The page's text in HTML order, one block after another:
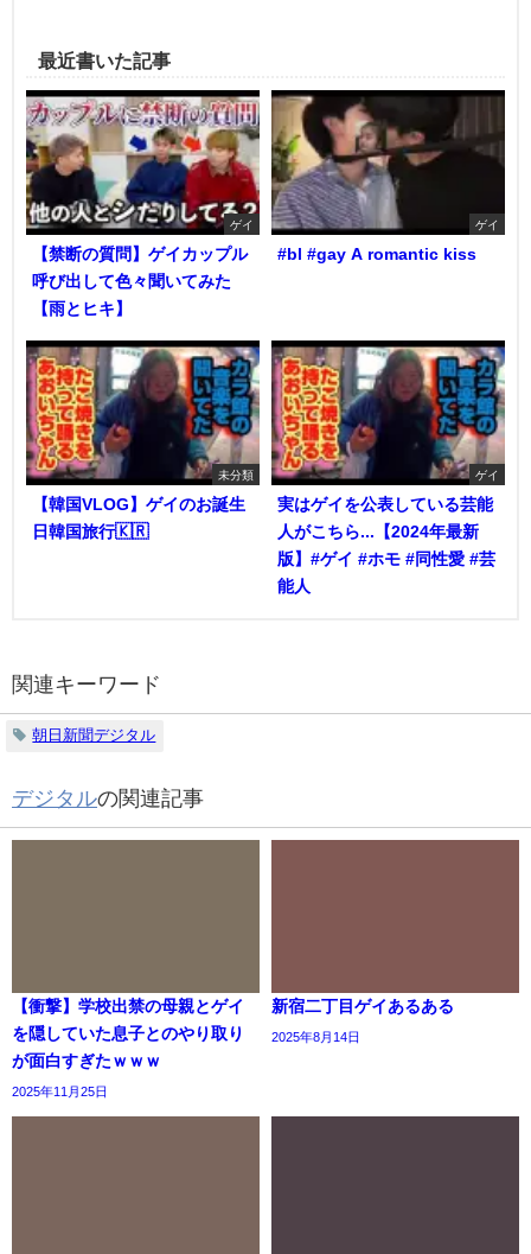
最近書いた記事
ゲイ
【禁断の質問】ゲイカップル
呼び出して色々聞いてみた
【雨とヒキ】
ゲイ
#bl #gay A romantic kiss
未分類
【韓国VLOG】ゲイのお誕生
日韓国旅行🇰🇷
ゲイ
実はゲイを公表している芸能
人がこちら...【2024年最新
版】#ゲイ #ホモ #同性愛 #芸
能人
関連キーワード
朝日新聞デジタル
デジタルの関連記事
【衝撃】学校出禁の母親とゲイ
を隠していた息子とのやり取り
が面白すぎたｗｗｗ
2025年11月25日
新宿二丁目ゲイあるある
2025年8月14日